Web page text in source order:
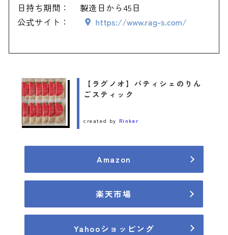
日持ち期間：
製造日から45日
公式サイト：
https://www.rag-s.com/
【ラグノオ】パティシェのりん
ごスティック
created by Rinker
Amazon
楽天市場
Yahooショッピング